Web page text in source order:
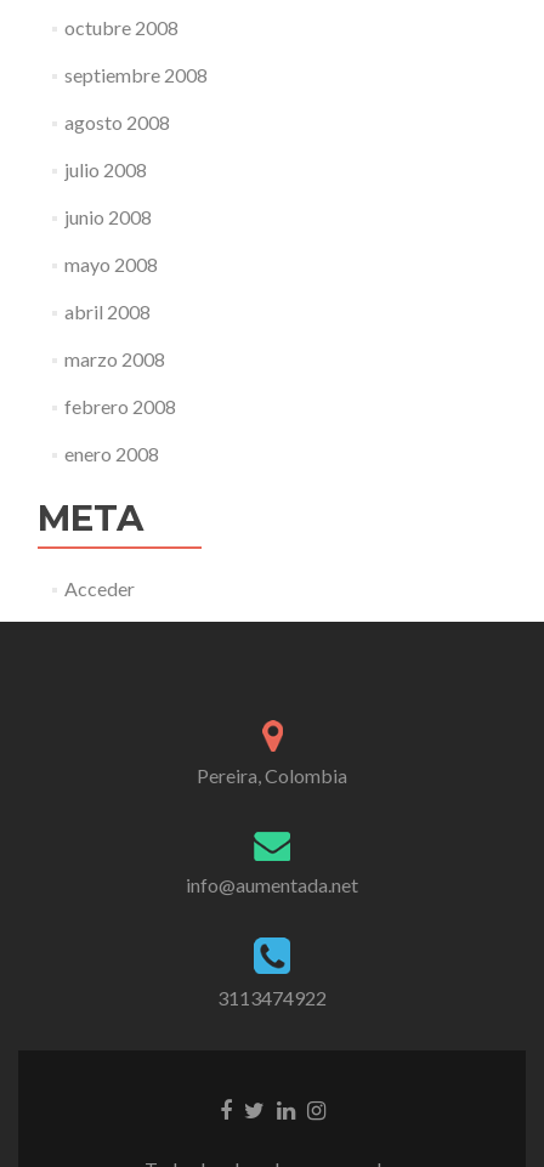
octubre 2008
septiembre 2008
agosto 2008
julio 2008
junio 2008
mayo 2008
abril 2008
marzo 2008
febrero 2008
enero 2008
META
Acceder
Pereira, Colombia
info@aumentada.net
3113474922
Enlace
EnlaceEnlaceEnlace